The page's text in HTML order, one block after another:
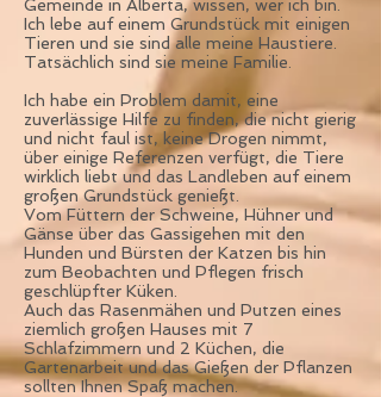
Gemeinde in Alberta, wissen, wer ich bin.
Ich lebe auf einem Grundstück mit einigen
Tieren und sie sind alle meine Haustiere.
Tatsächlich sind sie meine Familie.
Ich habe ein Problem damit, eine
zuverlässige Hilfe zu finden, die nicht gierig
und nicht faul ist, keine Drogen nimmt,
über einige Referenzen verfügt, die Tiere
wirklich liebt und das Landleben auf einem
großen Grundstück genießt.
Vom Füttern der Schweine, Hühner und
Gänse über das Gassigehen mit den
Hunden und Bürsten der Katzen bis hin
zum Beobachten und Pflegen frisch
geschlüpfter Küken.
Auch das Rasenmähen und Putzen eines
ziemlich großen Hauses mit 7
Schlafzimmern und 2 Küchen, die
Gartenarbeit und das Gießen der Pflanzen
sollten Ihnen Spaß machen.